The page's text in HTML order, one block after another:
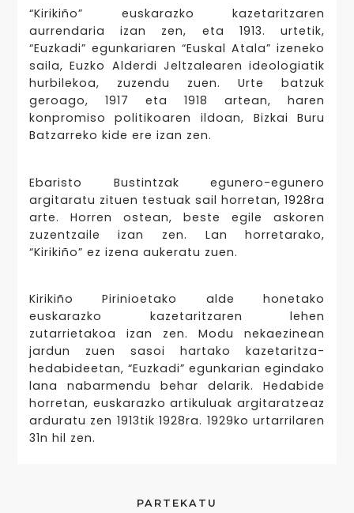
“Kirikiño” euskarazko kazetaritzaren
aurrendaria izan zen, eta 1913. urtetik,
“Euzkadi” egunkariaren “Euskal Atala” izeneko
saila, Euzko Alderdi Jeltzalearen ideologiatik
hurbilekoa, zuzendu zuen. Urte batzuk
geroago, 1917 eta 1918 artean, haren
konpromiso politikoaren ildoan, Bizkai Buru
Batzarreko kide ere izan zen.
Ebaristo Bustintzak egunero-egunero
argitaratu zituen testuak sail horretan, 1928ra
arte. Horren ostean, beste egile askoren
zuzentzaile izan zen. Lan horretarako,
“Kirikiño” ez izena aukeratu zuen.
Kirikiño Pirinioetako alde honetako
euskarazko kazetaritzaren lehen
zutarrietakoa izan zen. Modu nekaezinean
jardun zuen sasoi hartako kazetaritza-
hedabideetan, “Euzkadi” egunkarian egindako
lana nabarmendu behar delarik. Hedabide
horretan, euskarazko artikuluak argitaratzeaz
arduratu zen 1913tik 1928ra. 1929ko urtarrilaren
31n hil zen.
PARTEKATU